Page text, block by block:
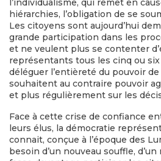
l’individualisme, qui remet en
hiérarchies, l’obligation de se
Les citoyens sont aujourd’hui
grande participation dans les
et ne veulent plus se contenter
représentants tous les cinq ou
déléguer l’entièreté du pouvoir
souhaitent au contraire pouvoir
et plus régulièrement sur les
Face à cette crise de confiance
leurs élus, la démocratie
connait, conçue à l’époque des
besoin d’un nouveau souffle,